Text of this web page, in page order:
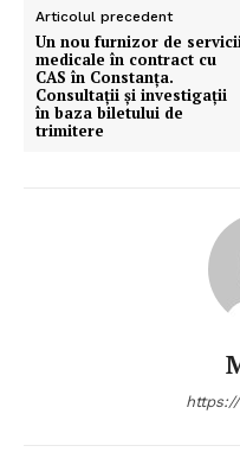
Articolul precedent
Un nou furnizor de
medicale în contract cu
CAS în Constanța.
Consultații și investigații
în baza biletului de
trimitere